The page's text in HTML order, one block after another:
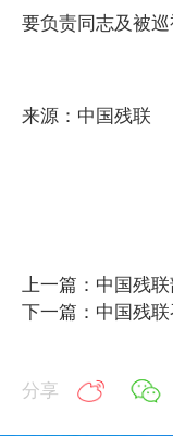
要负责同志及被巡
来源：中国残联
上一篇：中国残
下一篇：中国残
分享